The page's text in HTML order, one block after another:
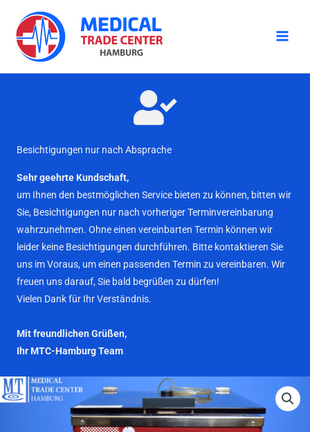
Inhalt
springen
Besichtigungen nur nach Absprache
Sehr geehrte Kundschaft,
um Ihnen den bestmöglichen Service bieten zu können, bitten wir
Sie, Besichtigungen nur nach vorheriger Terminvereinbarung
wahrzunehmen. Ohne einen vereinbarten Termin können wir
leider keine Besichtigungen durchführen. Bitte kontaktieren Sie
uns im Voraus, um einen passenden Termin zu vereinbaren. Wir
freuen uns darauf, Sie bald begrüßen zu dürfen!
Vielen Dank für Ihr Verständnis.
Mit freundlichen Grüßen,
Ihr MTC-Hamburg Team